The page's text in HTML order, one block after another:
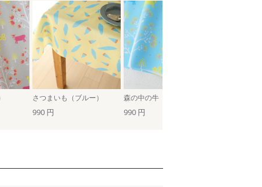
さつまいも（ブルー） 森の中の牛（ソーダ）
990 円 990 円